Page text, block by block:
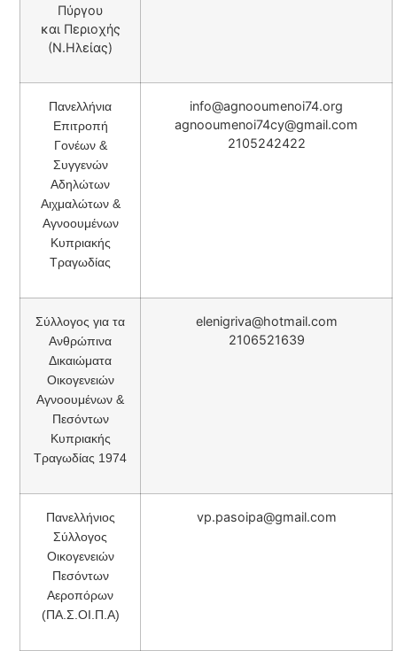
Πύργου
και Περιoχής
(Ν.Ηλείας)
Πανελλήνια
Επιτροπή
Γονέων &
Συγγενών
Αδηλώτων
Αιχμαλώτων &
Αγνοουμένων
Κυπριακής
Τραγωδίας
info@agnooumenoi74.org
agnooumenoi74cy@gmail.com
2105242422
Σύλλογος για τα
Ανθρώπινα
Δικαιώματα
Οικογενειών
Αγνοουμένων &
Πεσόντων
Κυπριακής
Τραγωδίας 1974
elenigriva@hotmail.com
2106521639
Πανελλήνιος
Σύλλογος
Οικογενειών
Πεσόντων
Αεροπόρων
(ΠΑ.Σ.ΟΙ.Π.Α)
vp.pasoipa@gmail.com